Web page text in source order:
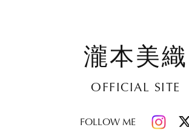
瀧本美織
OFFICIAL SITE
FOLLOW ME